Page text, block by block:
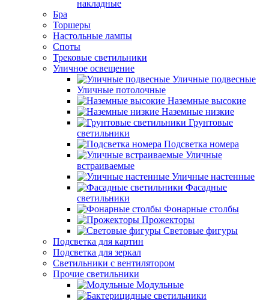
накладные
Бра
Торшеры
Настольные лампы
Споты
Трековые светильники
Уличное освещение
Уличные подвесные
Уличные потолочные
Наземные высокие
Наземные низкие
Грунтовые
светильники
Подсветка номера
Уличные
встраиваемые
Уличные настенные
Фасадные
светильники
Фонарные столбы
Прожекторы
Световые фигуры
Подсветка для картин
Подсветка для зеркал
Светильники с вентилятором
Прочие светильники
Модульные